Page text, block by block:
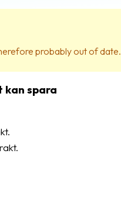
probably out of date.
kan spara